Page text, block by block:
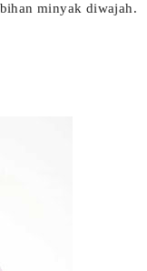
minyak diwajah.